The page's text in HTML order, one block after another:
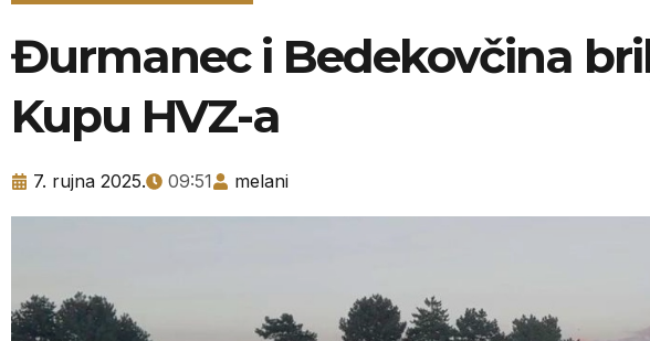
Đurmanec i Bedekovčina
Kupu HVZ-a
7. rujna 2025. 09:51 melani